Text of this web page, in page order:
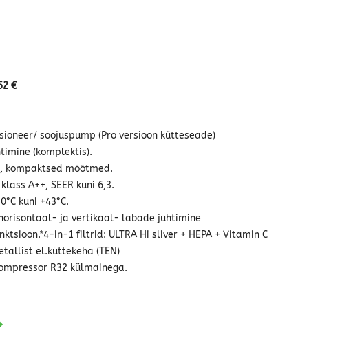
€
soojuspump (Pro versioon kütteseade)
(komplektis).
kompaktsed mõõtmed.
A++, SEER kuni 6,3.
kuni +43°C.
ja vertikaal- labade juhtimine
in-1 filtrid: ULTRA Hi sliver + HEPA + Vitamin C
el.küttekeha (TEN)
R32 külmainega.